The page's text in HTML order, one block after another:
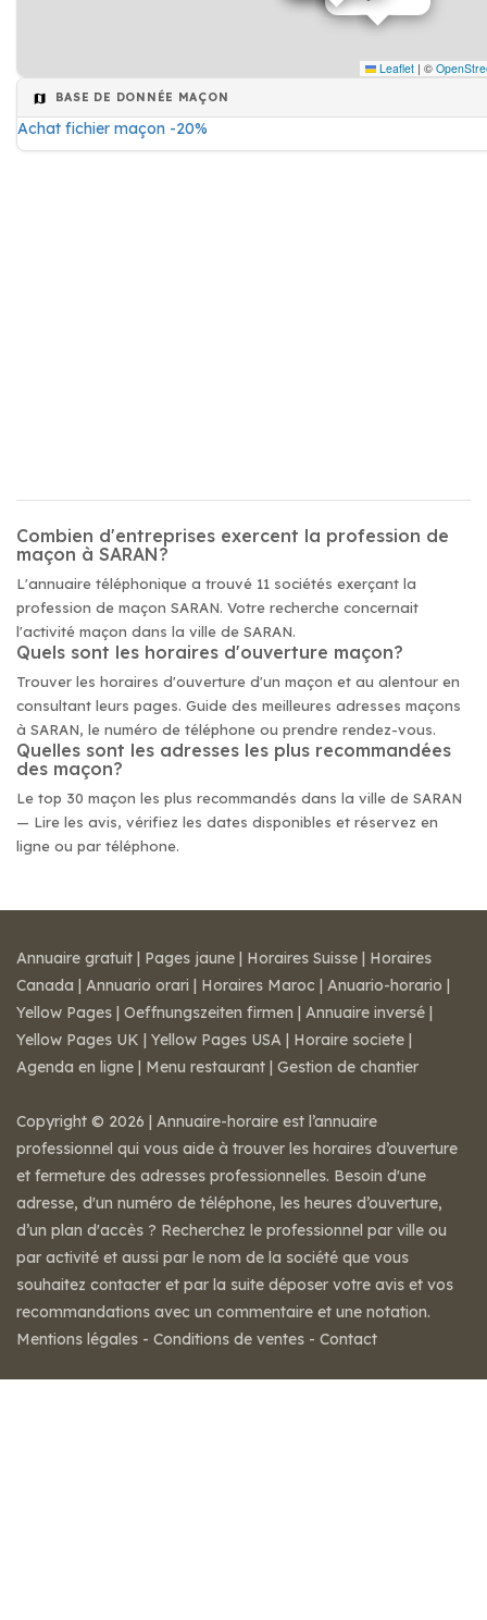
Leaflet | ©
BASE DE DONNÉE MAÇON
Achat fichier maçon -20%
Combien d'entreprises exercent la profession de
maçon à SARAN?
L'annuaire téléphonique a trouvé 11 sociétés exerçant la
profession de maçon SARAN. Votre recherche concernait
l'activité maçon dans la ville de SARAN.
Quels sont les horaires d'ouverture maçon?
Trouver les horaires d'ouverture d'un maçon et au alentour en
consultant leurs pages. Guide des meilleures adresses maçons
à SARAN, le numéro de téléphone ou prendre rendez-vous.
Quelles sont les adresses les plus recommandées
des maçon?
Le top 30 maçon les plus recommandés dans la ville de SARAN
— Lire les avis, vérifiez les dates disponibles et réservez en
ligne ou par téléphone.
Annuaire gratuit | Pages jaune | Horaires Suisse | Horaires
Canada | Annuario orari | Horaires Maroc | Anuario-horario |
Yellow Pages | Oeffnungszeiten firmen | Annuaire inversé |
Yellow Pages UK | Yellow Pages USA | Horaire societe |
Agenda en ligne | Menu restaurant | Gestion de chantier
Copyright © 2026 | Annuaire-horaire est l’annuaire
professionnel qui vous aide à trouver les horaires d’ouverture
et fermeture des adresses professionnelles. Besoin d'une
adresse, d'un numéro de téléphone, les heures d’ouverture,
d’un plan d'accès ? Recherchez le professionnel par ville ou
par activité et aussi par le nom de la société que vous
souhaitez contacter et par la suite déposer votre avis et vos
recommandations avec un commentaire et une notation.
Mentions légales - Conditions de ventes - Contact